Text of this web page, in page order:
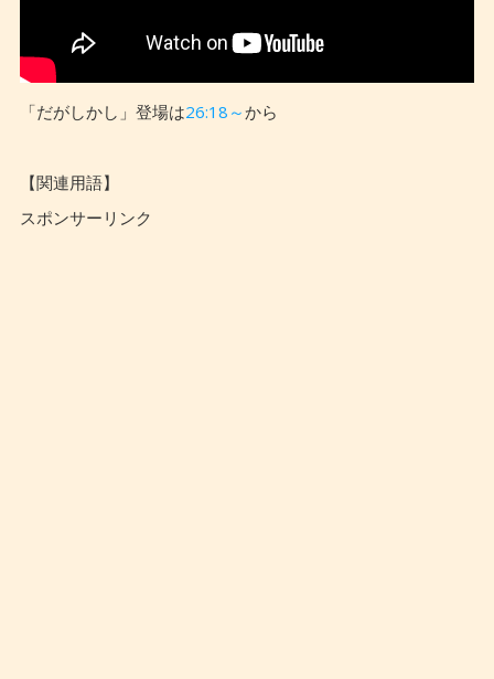
「だがしかし」登場は26:18～から
【関連用語】
スポンサーリンク